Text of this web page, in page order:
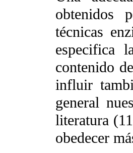
obtenidos
técnicas
especifica
contenido
influir
general
literatura
obedecer